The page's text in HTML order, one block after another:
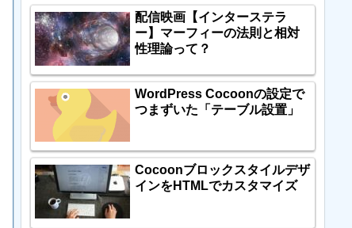
配信映画【インターステラ
ー】マーフィーの法則と相対
性理論って？
WordPress Cocoonの設定で
つまずいた「テーブル設置」
Cocoonブロックスタイルデザ
インをHTMLでカスタマイズ